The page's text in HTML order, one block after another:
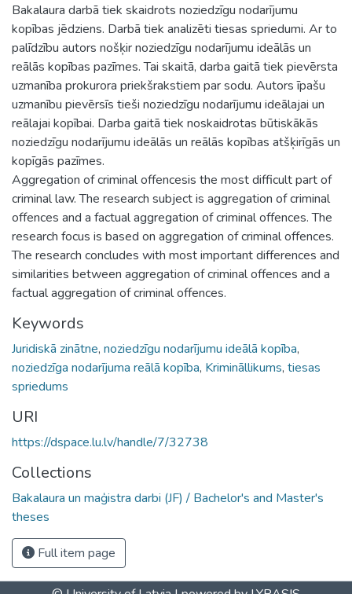
Bakalaura darbā tiek skaidrots noziedzīgu nodarījumu
kopības jēdziens. Darbā tiek analizēti tiesas spriedumi. Ar to
palīdzību autors nošķir noziedzīgu nodarījumu ideālās un
reālās kopības pazīmes. Tai skaitā, darba gaitā tiek pievērsta
uzmanība prokurora priekšrakstiem par sodu. Autors īpašu
uzmanību pievērsīs tieši noziedzīgu nodarījumu ideālajai un
reālajai kopībai. Darba gaitā tiek noskaidrotas būtiskākās
noziedzīgu nodarījumu ideālās un reālās kopības atšķirīgās un
kopīgās pazīmes.
Aggregation of criminal offencesis the most difficult part of
criminal law. The research subject is aggregation of criminal
offences and a factual aggregation of criminal offences. The
research focus is based on aggregation of criminal offences.
The research concludes with most important differences and
similarities between aggregation of criminal offences and a
factual aggregation of criminal offences.
Keywords
Juridiskā zinātne, noziedzīgu nodarījumu ideālā kopība,
noziedzīga nodarījuma reālā kopība, Krimināllikums, tiesas
spriedums
URI
https://dspace.lu.lv/handle/7/32738
Collections
Bakalaura un maģistra darbi (JF) / Bachelor's and Master's
theses
Full item page